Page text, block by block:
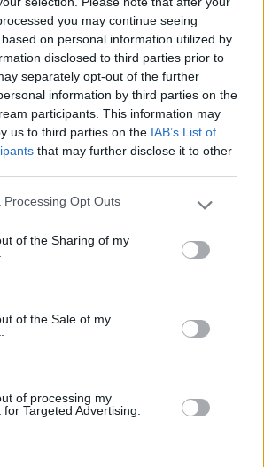
you may continue seeing
on personal information utilized by
disclosed to third parties prior to
separately opt-out of the further
information by third parties on the
participants. This information may
us to third parties on the IAB’s List of
that may further disclose it to other
website/app uses one or more Google
or usage behaviour. You may click to
to Google and its third-party tags to
specified purposes in below Google
Processing Opt Outs
of the Sharing of my
of the Sale of my
of processing my
Targeted Advertising.
Nazioni
4,5 2